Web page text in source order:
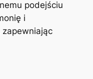
podejściu
i